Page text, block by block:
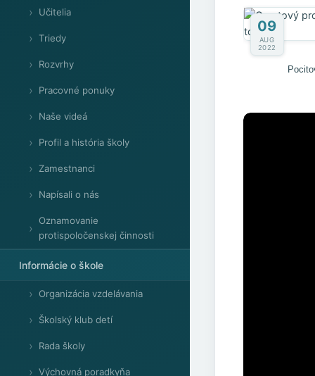
Učitelia
Triedy
Rozvrhy
Pracovné ponuky
Naše videá
Profil a história školy
Zamestnanci
Napísali o nás
Oznamovanie
protispoločenskej činnosti
Informácie o škole
Organizácia vzdelávania
Školský klub detí
Rada školy
Výchovná poradkyňa
09
AUG
2022